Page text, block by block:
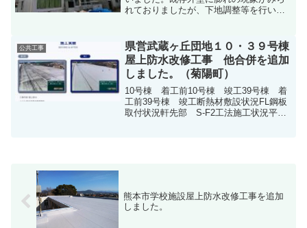
れておりましたが、下地調整等を行い、
磁器タイル面は、クリア塗装仕上げで
す。屋上防水もウレタン塗膜防水X-1工法
にて仕上げました。
公共工事
県営武蔵ヶ丘団地１０・３９号棟
屋上防水改修工事 他合併を追加
しました。（菊陽町）
10号棟 着工前10号棟 竣工39号棟 着
工前39号棟 竣工断熱材敷設状況FL鋼板
取付状況軒先部 S-F2工法施工状況平
熊本市学校施設屋上防水改修工事を追加
しました。